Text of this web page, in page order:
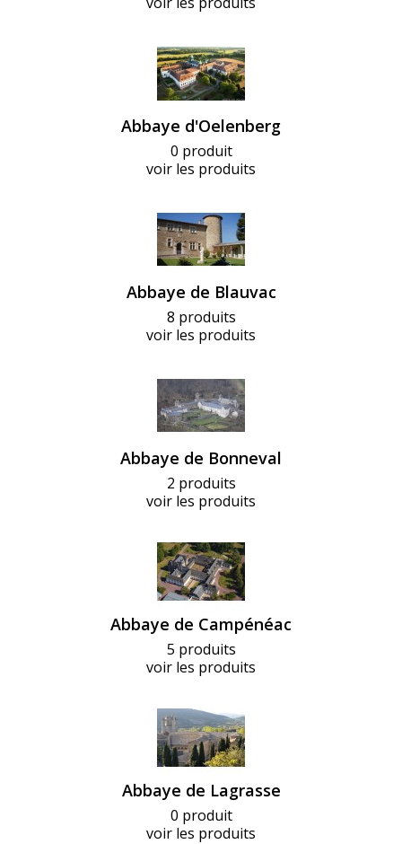
Abbaye d'Oelenberg
0 produit
voir les produits
Abbaye de Blauvac
8 produits
voir les produits
Abbaye de Bonneval
2 produits
voir les produits
Abbaye de Campénéac
5 produits
voir les produits
Abbaye de Lagrasse
0 produit
voir les produits